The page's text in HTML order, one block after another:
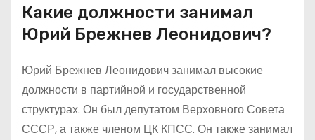
Какие должности занимал
Юрий Брежнев Леонидович?
Юрий Брежнев Леонидович занимал высокие
должности в партийной и государственной
структурах. Он был депутатом Верховного Совета
СССР, а также членом ЦК КПСС. Он также занимал